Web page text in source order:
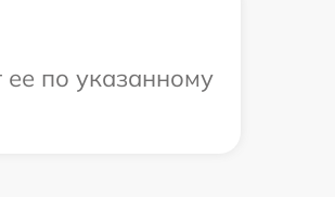
ее по указанному